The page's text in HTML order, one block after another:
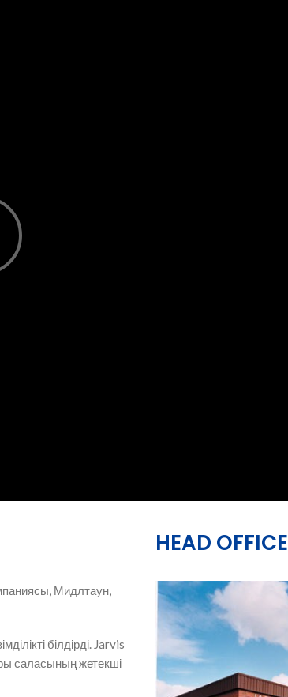
Мидлтаун,
білдірді. Jarvis
саласының жетекші
HEAD OFFICE